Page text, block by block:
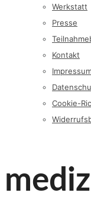
Werkstatt
Presse
Kontakt
Cookie-